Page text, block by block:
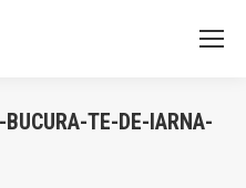
TE-DE-IARNA-